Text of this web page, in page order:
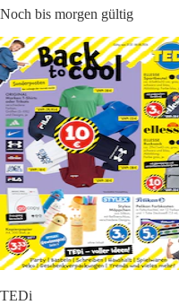
Noch bis morgen gültig
TEDi